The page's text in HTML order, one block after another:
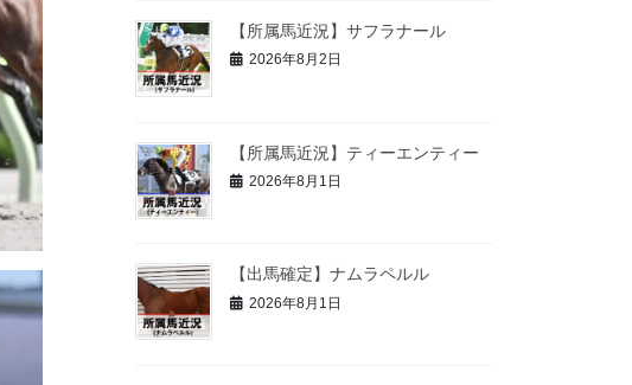
【所属馬近況】サフラナール
2026年8月2日
【所属馬近況】ティーエンティー
2026年8月1日
【出馬確定】ナムラペルル
2026年8月1日